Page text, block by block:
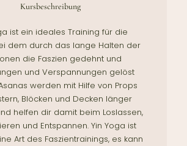
Kursbeschreibung
ist ein ideales Training für die
dem durch das lange Halten der
die Faszien gedehnt und
und Verspannungen gelöst
werden mit Hilfe von Props
Blöcken und Decken länger
helfen dir damit beim Loslassen,
und Entspannen. Yin Yoga ist
Art des Faszientrainings, es kann